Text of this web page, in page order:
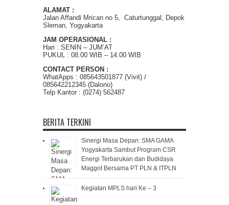
ALAMAT :
Jalan Affandi Mrican no 5, Caturtunggal, Depok
Sleman, Yogyakarta
JAM OPERASIONAL :
Hari : SENIN – JUM’AT
PUKUL : 08.00 WIB – 14.00 WIB
CONTACT PERSON :
WhatApps : 085643501877 (Vivit) /
085642212345 (Dalono)
Telp Kantor : (0274) 562487
BERITA TERKINI
Sinergi Masa Depan: SMA GAMA
Yogyakarta Sambut Program CSR
Energi Terbarukan dan Budidaya
Maggot Bersama PT PLN & ITPLN
Kegiatan MPLS hari Ke – 3